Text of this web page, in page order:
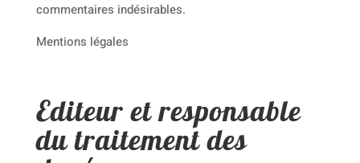
commentaires indésirables.
Mentions légales
Editeur et responsable
du traitement des